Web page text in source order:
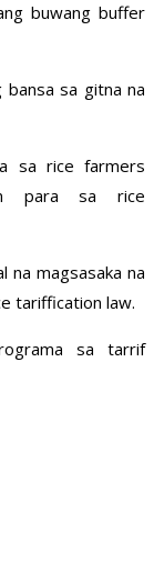
buwang buffer
sa gitna na
sa rice farmers
para sa rice
na magsasaka na
tariffication law.
sa tarrif